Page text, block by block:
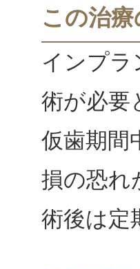
この治
インプラ
術が必要
仮歯期間
損の恐れ
術後は定